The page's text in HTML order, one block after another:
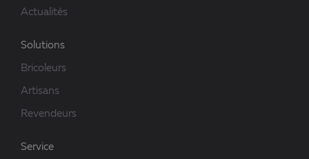
Actualités
Solutions
Bricoleurs
Artisans
Revendeurs
Service